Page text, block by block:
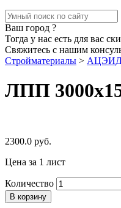
Ваш город ?
Тогда у нас есть для вас
Свяжитесь с нашим
Стройматериалы >
ЛПП
2300.0 руб.
Цена за 1 лист
Количество
В корзину